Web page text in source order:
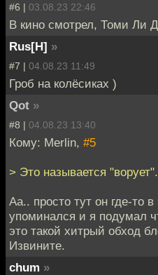
#6 | 03.08.23 22:46
В кино смотрел, Томи Ли
Rus[H] »
#7 | 04.08.23 11:49
Гроб на колёсиках )
Qot »
#8 | 04.08.23 13:40
Кому: Merlin, #5
> Это называется "ворует".
Аа.. просто тут он где-то
упоминался и я подумал
это такой хитрый обход
Извините.
chum »